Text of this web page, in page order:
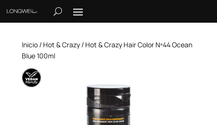
Inicio/ Hot & Crazy/ Hot & Crazy Hair Color Nº44 Ocean
Blue 100ml